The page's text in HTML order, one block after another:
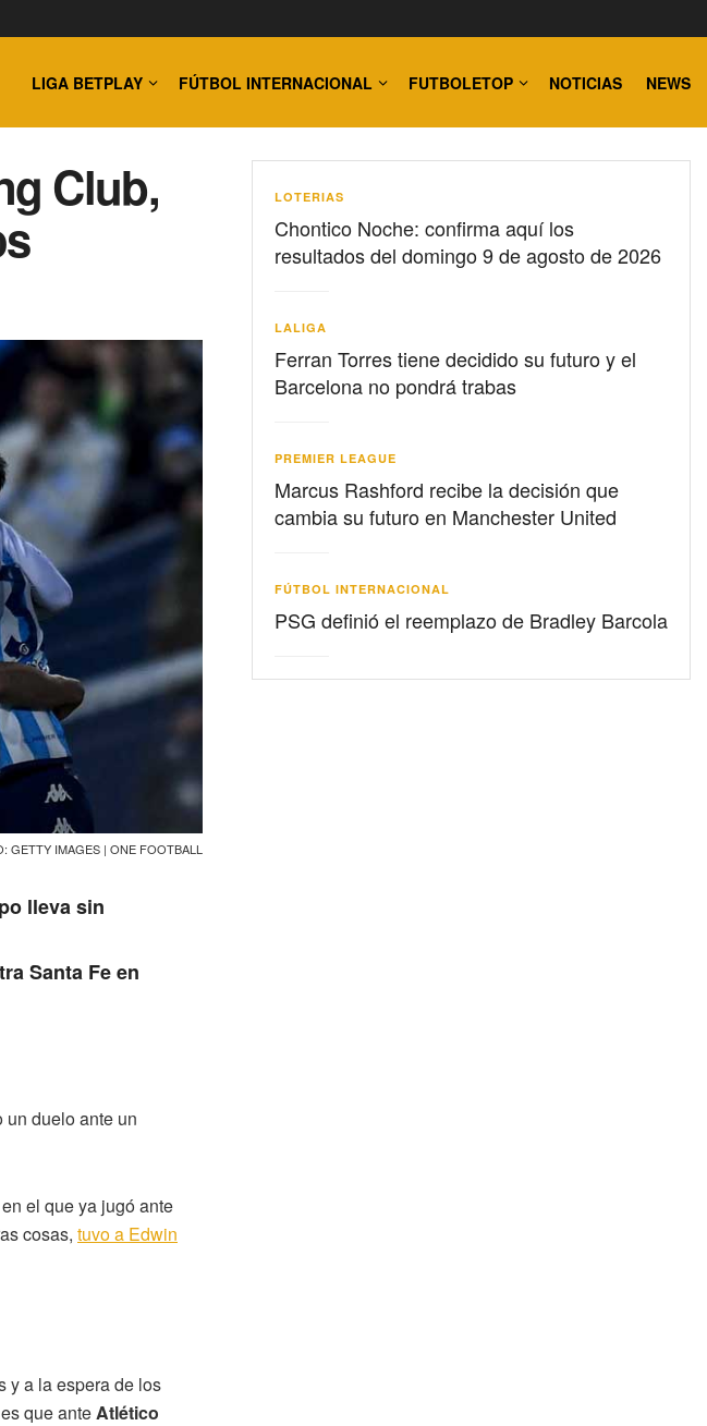
LIGA BETPLAY FÚTBOL INTERNACIONAL FUTBOLETOP NOTICIAS NEWS
Club,
GETTY IMAGES | ONE FOOTBALL
lleva sin
Santa Fe en
duelo ante un
el que ya jugó ante
cosas, tuvo a Edwin
y a la espera de los
que anteAtlético
LOTERIAS
Chontico Noche: confirma aquí los
resultados del domingo 9 de agosto de 2026
LALIGA
Ferran Torres tiene decidido su futuro y el
Barcelona no pondrá trabas
PREMIER LEAGUE
Marcus Rashford recibe la decisión que
cambia su futuro en Manchester United
FÚTBOL INTERNACIONAL
PSG definió el reemplazo de Bradley Barcola